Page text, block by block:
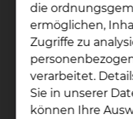
die
ermöglichen,
Zugriffe zu
verarbeitet.
Sie in unserer
können Ihre